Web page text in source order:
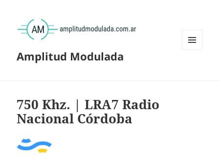
Amplitud Modulada
750 Khz. | LRA7 Radio
Nacional Córdoba